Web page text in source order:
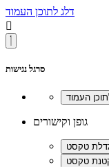
דלג לתוכן העמוד

סרגל נגישות
גופן וקישורים